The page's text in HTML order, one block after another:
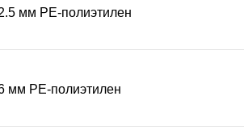
для транспортировки сжатого
оборудовании . Полиэтиленовая
к температуре и давлению
мм PE-полиэтилен
мм PE-полиэтилен